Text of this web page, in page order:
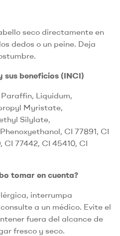
seco directamente en
dedos o un peine. Deja
sus beneficios (INCI)
Liquidum,
Myristate,
Silylate,
CI 77891, CI
CI 77442, CI 45410, CI
tomar en cuenta?
interrumpa
a un médico. Evite el
fuera del alcance de
fresco y seco.